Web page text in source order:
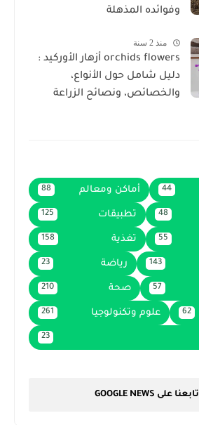
وفوائده المذهلة
منذ 2 سنة
orchids flowers أزهار الأوركيد :
دليل شامل حول الأنواع،
والخصائص، ونصائح الزراعة
44 أماكن ومعالم 88
48 تطبيقات 125
55 تغذية 158
143 رياضة 23
57 صحة 210
62 علوم وتكنولوجيا 261
23
تابعنا على GOOGLE NEWS